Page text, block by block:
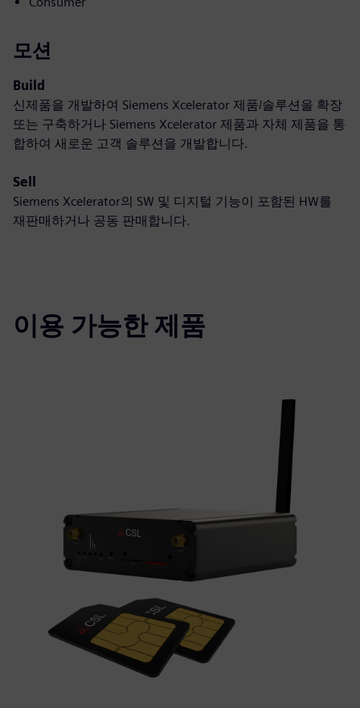
모션
Build
신제품을 개발하여 Siemens Xcelerator 제품/솔루션을 확장
또는 구축하거나 Siemens Xcelerator 제품과 자체 제품을 통
합하여 새로운 고객 솔루션을 개발합니다.
Sell
Siemens Xcelerator의 SW 및 디지털 기능이 포함된 HW를
재판매하거나 공동 판매합니다.
이용 가능한 제품